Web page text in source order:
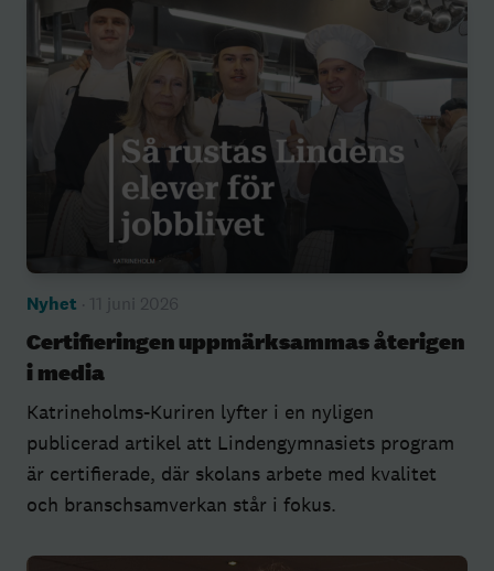
Nyhet · 11 juni 2026
Certifieringen uppmärksammas återigen
i media
Katrineholms-Kuriren lyfter i en nyligen
publicerad artikel att Lindengymnasiets program
är certifierade, där skolans arbete med kvalitet
och branschsamverkan står i fokus.